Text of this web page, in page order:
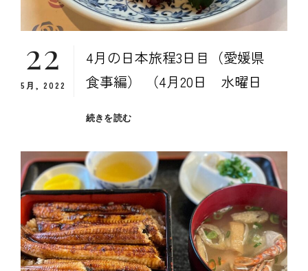
22
5月, 2022
4月の日本旅程3日目（愛媛県
食事編） （4月20日 水曜日
続きを読む４
日
本
旅
程
３
日
目
（愛